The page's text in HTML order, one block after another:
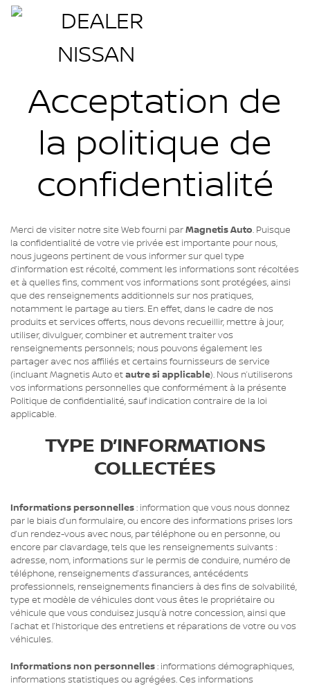
Acceptation de
la politique de
confidentialité
Merci de visiter notre site Web fourni parMagnetis Auto. Puisque
la confidentialité de votre vie privée est importante pour nous,
nous jugeons pertinent de vous informer sur quel type
d’information est récolté, comment les informations sont récoltées
et à quelles fins, comment vos informations sont protégées, ainsi
que des renseignements additionnels sur nos pratiques,
notamment le partage au tiers. En effet, dans le cadre de nos
produits et services offerts, nous devons recueillir, mettre à jour,
utiliser, divulguer, combiner et autrement traiter vos
renseignements personnels; nous pouvons également les
partager avec nos affiliés et certains fournisseurs de service
(incluant Magnetis Auto etautre si applicable). Nous n’utiliserons
vos informations personnelles que conformément à la présente
Politique de confidentialité, sauf indication contraire de la loi
applicable.
TYPE D’INFORMATIONS
COLLECTÉES
Informations personnelles: information que vous nous donnez
par le biais d’un formulaire, ou encore des informations prises lors
d’un rendez-vous avec nous, par téléphone ou en personne, ou
encore par clavardage, tels que les renseignements suivants :
adresse, nom, informations sur le permis de conduire, numéro de
téléphone, renseignements d’assurances, antécédents
professionnels, renseignements financiers à des fins de solvabilité,
type et modèle de véhicules dont vous êtes le propriétaire ou
véhicule que vous conduisez jusqu’à notre concession, ainsi que
l’achat et l’historique des entretiens et réparations de votre ou vos
véhicules.
Informations non personnelles: informations démographiques,
informations statistiques ou agrégées. Ces informations